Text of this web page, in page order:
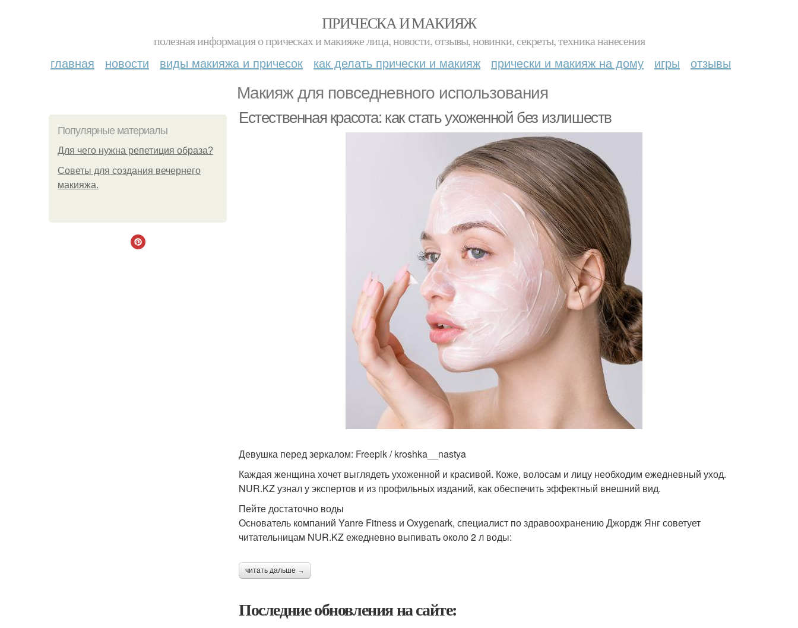
ПРИЧЕСКА И МАКИЯЖ
полезная информация о прическах и макияже лица, новости, отзывы, новинки, секреты, техника нанесения
главная новости виды макияжа и причесок как делать прически и макияж прически и макияж на дому игры отзывы
Макияж для повседневного использования
Популярные материалы
Для чего нужна репетиция образа?
Советы для создания вечернего
макияжа.
Естественная красота: как стать ухоженной без излишеств
Девушка перед зеркалом: Freepik / kroshka__nastya
Каждая женщина хочет выглядеть ухоженной и красивой. Коже, волосам и лицу необходим ежедневный уход.
NUR.KZ узнал у экспертов и из профильных изданий, как обеспечить эффектный внешний вид.
Пейте достаточно воды
Основатель компаний Yanre Fitness и Oxygenark, специалист по здравоохранению Джордж Янг советует
читательницам NUR.KZ ежедневно выпивать около 2 л воды:
читать дальше →
Последние обновления на сайте: